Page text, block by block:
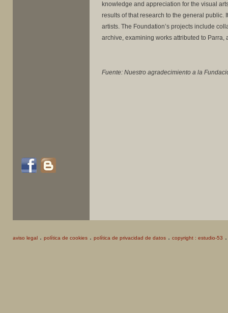
knowledge and appreciation for the visual
results of that research to the general
artists. The Foundation’s projects include
archive, examining works attributed to Parra,
Fuente: Nuestro agradecimiento a la
aviso legal . política de cookies . política de privacidad de datos . copyright : estudio-53